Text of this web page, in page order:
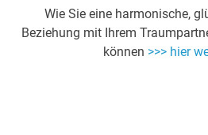
Wie Sie eine harmonische,
Beziehung mit Ihrem
können >>> hier